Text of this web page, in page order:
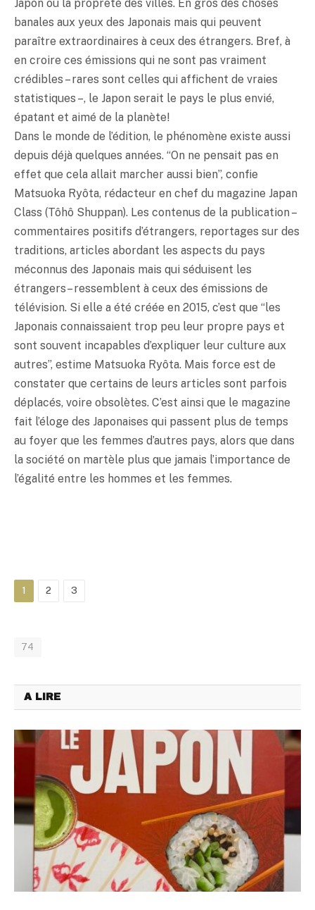
Japon ou la propreté des villes. En gros des choses
banales aux yeux des Japonais mais qui peuvent
paraître extraordinaires à ceux des étrangers. Bref, à
en croire ces émissions qui ne sont pas vraiment
crédibles – rares sont celles qui affichent de vraies
statistiques –, le Japon serait le pays le plus envié,
épatant et aimé de la planète!
Dans le monde de l’édition, le phénomène existe aussi
depuis déjà quelques années. “On ne pensait pas en
effet que cela allait marcher aussi bien”, confie
Matsuoka Ryôta, rédacteur en chef du magazine Japan
Class (Tôhô Shuppan). Les contenus de la publication –
commentaires positifs d’étrangers, reportages sur des
traditions, articles abordant les aspects du pays
méconnus des Japonais mais qui séduisent les
étrangers – ressemblent à ceux des émissions de
télévision. Si elle a été créée en 2015, c’est que “les
Japonais connaissaient trop peu leur propre pays et
sont souvent incapables d’expliquer leur culture aux
autres”, estime Matsuoka Ryôta. Mais force est de
constater que certains de leurs articles sont parfois
déplacés, voire obsolètes. C’est ainsi que le magazine
fait l’éloge des Japonaises qui passent plus de temps
au foyer que les femmes d’autres pays, alors que dans
la société on martèle plus que jamais l’importance de
l’égalité entre les hommes et les femmes.
1 2 3
74
A LIRE